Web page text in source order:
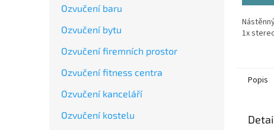
Ozvučení baru
Ozvučení bytu
Ozvučení firemních prostor
Ozvučení fitness centra
Ozvučení kanceláří
Ozvučení kostelu
1x
Popis